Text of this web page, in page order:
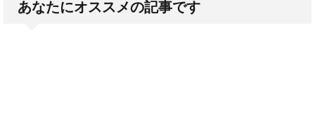
あなたにオススメの記事です